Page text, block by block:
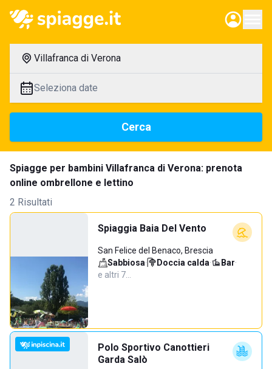
Villafranca di Verona
Seleziona date
Cerca
Spiagge per bambini Villafranca di Verona: prenota
online ombrellone e lettino
2 Risultati
Spiaggia Baia Del Vento
San Felice del Benaco, Brescia
Sabbiosa· Doccia calda· Bar·
e altri 7…
Polo Sportivo Canottieri
Garda Salò